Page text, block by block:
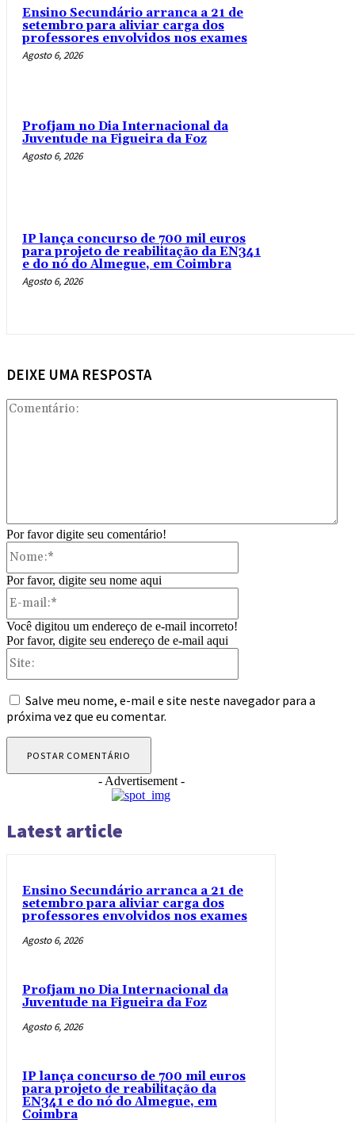
Ensino Secundário arranca a 21 de
setembro para aliviar carga dos
professores envolvidos nos exames
Agosto 6, 2026
Profjam no Dia Internacional da
Juventude na Figueira da Foz
Agosto 6, 2026
IP lança concurso de 700 mil euros
para projeto de reabilitação da EN341
e do nó do Almegue, em Coimbra
Agosto 6, 2026
DEIXE UMA RESPOSTA
Por favor digite seu comentário!
Por favor, digite seu nome aqui
Você digitou um endereço de e-mail incorreto!
Por favor, digite seu endereço de e-mail aqui
Salve meu nome, e-mail e site neste navegador para a
próxima vez que eu comentar.
- Advertisement -
Latest article
Ensino Secundário arranca a 21 de
setembro para aliviar carga dos
professores envolvidos nos exames
Agosto 6, 2026
Profjam no Dia Internacional da
Juventude na Figueira da Foz
Agosto 6, 2026
IP lança concurso de 700 mil euros
para projeto de reabilitação da
EN341 e do nó do Almegue, em
Coimbra